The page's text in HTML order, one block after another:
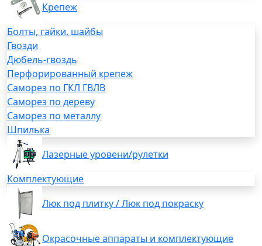
Крепеж
Болты, гайки, шайбы
Гвозди
Дюбель-гвоздь
Перфорированный крепеж
Саморез по ГКЛ ГВЛВ
Саморез по дереву
Саморез по металлу
Шпилька
Лазерные уровени/рулетки
Комплектующие
Люк под плитку / Люк под покраску
Окрасочные аппараты и комплектующие